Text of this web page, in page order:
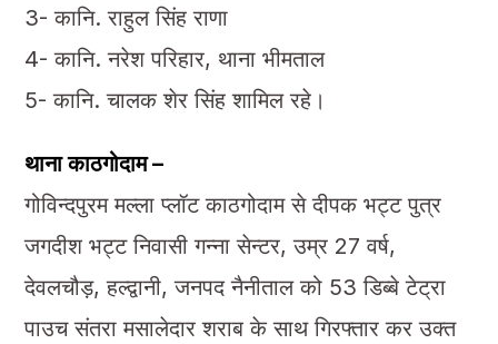
3- कानि. राहुल सिंह राणा
4- कानि. नरेश परिहार, थाना भीमताल
5- कानि. चालक शेर सिंह शामिल रहे।
थाना काठगोदाम –
गोविन्दपुरम मल्ला प्लॉट काठगोदाम से दीपक भट्ट पुत्र
जगदीश भट्ट निवासी गन्ना सेन्टर, उम्र 27 वर्ष,
देवलचौड़, हल्द्वानी, जनपद नैनीताल को 53 डिब्बे टेट्रा
पाउच संतरा मसालेदार शराब के साथ गिरफ्तार कर उक्त